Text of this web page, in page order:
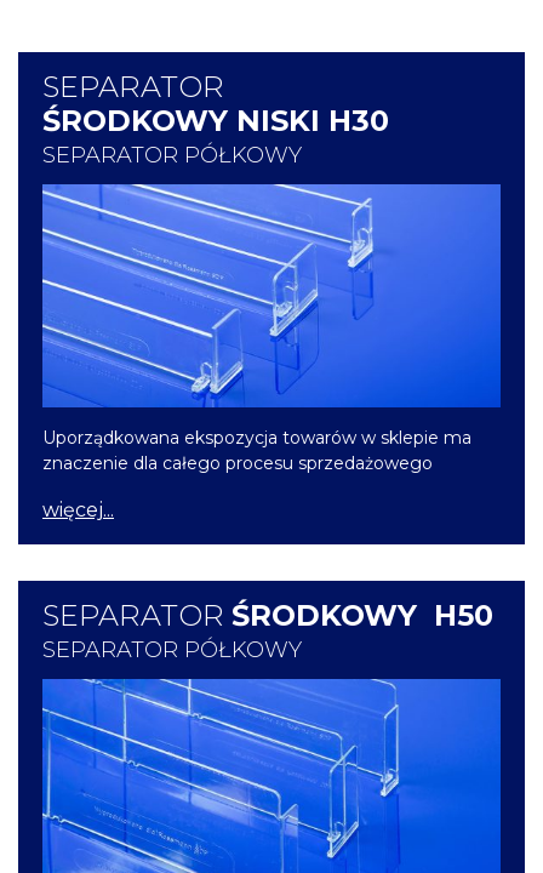
SEPARATOR
ŚRODKOWY NISKI H30
SEPARATOR PÓŁKOWY
Uporządkowana ekspozycja towarów w sklepie ma
znaczenie dla całego procesu sprzedażowego
więcej...
SEPARATOR ŚRODKOWY H50
SEPARATOR PÓŁKOWY